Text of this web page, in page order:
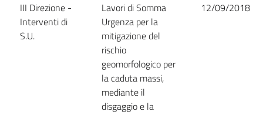
III Direzione -
Interventi di
S.U.
Lavori di Somma
Urgenza per la
mitigazione del
rischio
geomorfologico per
la caduta massi,
mediante il
disgaggio e la
12/09/2018